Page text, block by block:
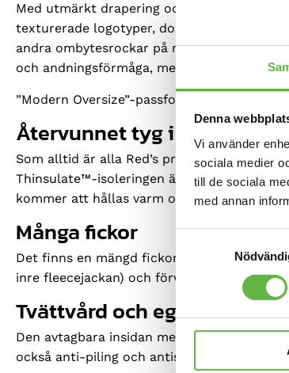
Denna
Vi använder
sociala medier
till de sociala
med annan
Med utmärkt drapering och en vävd
texturerade logotyper, dolda
andra ombytesrockar på marknaden är
och andningsförmåga, med PFC-fri DWR
”Modern Oversize”-passform där storleken
Återvunnet tyg i hög
Som alltid är alla Red’s produkter
Thinsulate™-isoleringen är fjäderfri eco-
kommer att hållas varm och den är lätt att
Många fickor
Det finns en mängd fickor, inklusive en
inre fleecejackan) och förvaringsfickor i
Tvättvård och egenskaper
Den avtagbara insidan med vindskydd i
också anti-piling och antistatiskt.